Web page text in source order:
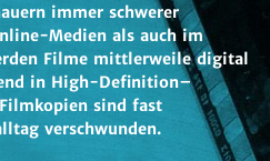
immer schwerer
Medien als auch im
Filme mittlerweile digital
in High-Definition–
sind fast
verschwunden.